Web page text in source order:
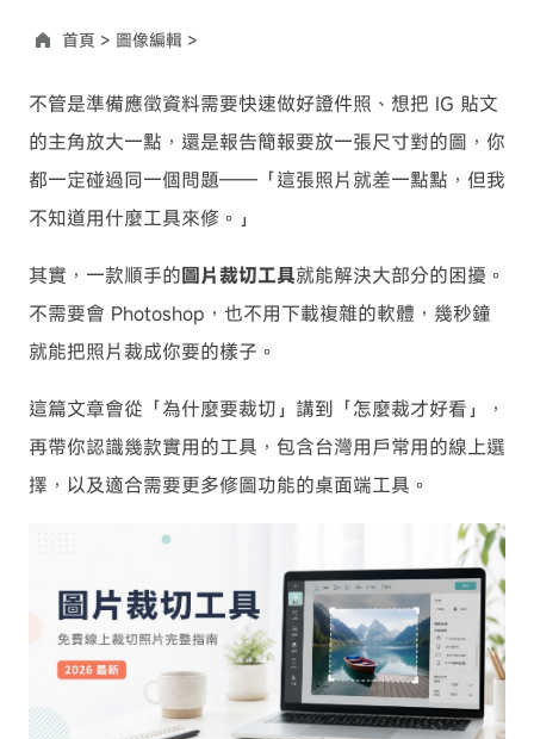
首頁 > 圖像編輯 >
不管是準備應徵資料需要快速做好證件照、想把 IG 貼文
的主角放大一點，還是報告簡報要放一張尺寸對的圖，你
都一定碰過同一個問題——「這張照片就差一點點，但我
不知道用什麼工具來修。」
其實，一款順手的圖片裁切工具就能解決大部分的困擾。
不需要會 Photoshop，也不用下載複雜的軟體，幾秒鐘
就能把照片裁成你要的樣子。
這篇文章會從「為什麼要裁切」講到「怎麼裁才好看」，
再帶你認識幾款實用的工具，包含台灣用戶常用的線上選
擇，以及適合需要更多修圖功能的桌面端工具。